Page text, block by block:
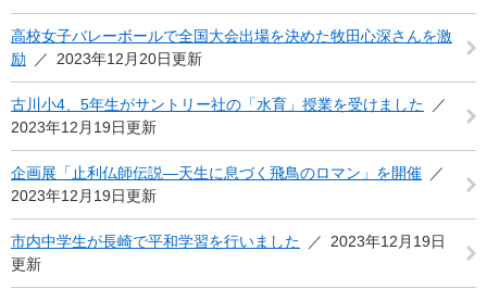
高校女子バレーボールで全国大会出場を決めた牧田心深さんを激
励
2023年12月20日更新
古川小4、5年生がサントリー社の「水育」授業を受けました
2023年12月19日更新
企画展「止利仏師伝説―天生に息づく飛鳥のロマン」を開催
2023年12月19日更新
市内中学生が長崎で平和学習を行いました
2023年12月19日
更新